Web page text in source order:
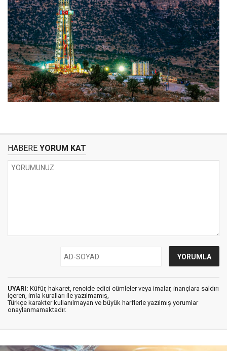
HABERE YORUM KAT
UYARI: Küfür, hakaret, rencide edici cümleler veya imalar, inançlara saldırı
içeren, imla kuralları ile yazılmamış,
Türkçe karakter kullanılmayan ve büyük harflerle yazılmış yorumlar
onaylanmamaktadır.